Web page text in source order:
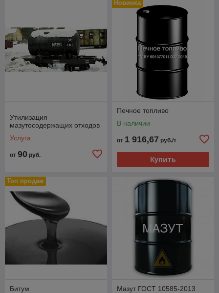
Утилизация
мазутосодержащих отходов
Услуга
от 90 руб.
Новинка
Печное топливо
В наличии
от 1 916,67 руб./т
Купить
Топ продаж
Битум
Мазут ГОСТ 10585-2013